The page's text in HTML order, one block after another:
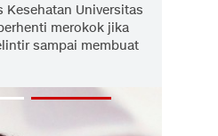
Kesehatan Universitas
merokok jika
sampai membuat